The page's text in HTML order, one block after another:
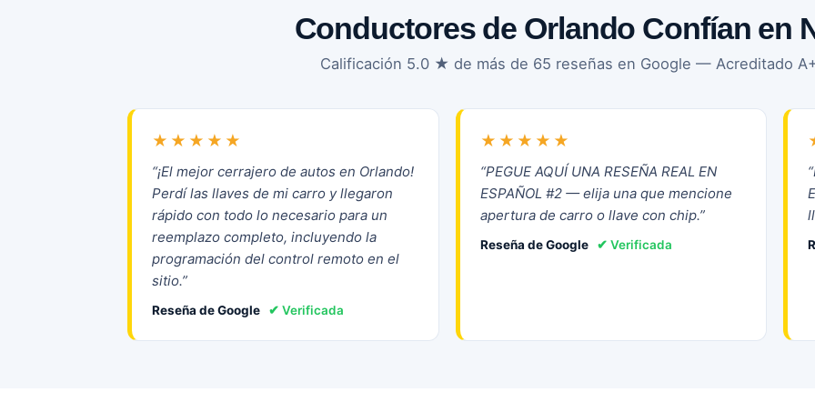
Conductores de Orlando Confían en
Calificación 5.0 ★ de más de 65 reseñas en Google — Acreditado
★★★★★
“¡El mejor cerrajero de autos en Orlando!
Perdí las llaves de mi carro y llegaron
rápido con todo lo necesario para un
reemplazo completo, incluyendo la
programación del control remoto en el
sitio.”
Reseña de Google ✔ Verificada
★★★★★
“PEGUE AQUÍ UNA RESEÑA REAL EN
ESPAÑOL #2 — elija una que mencione
apertura de carro o llave con chip.”
Reseña de Google ✔ Verificada